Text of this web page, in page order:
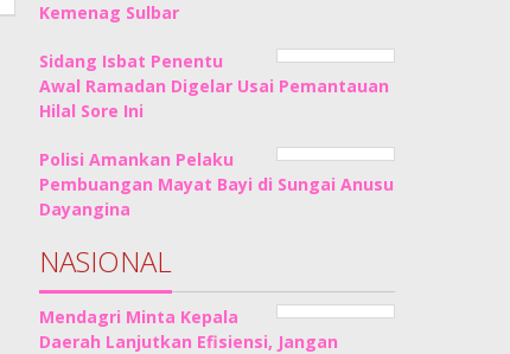
Kemenag Sulbar
Sidang Isbat Penentu
Awal Ramadan Digelar Usai Pemantauan
Hilal Sore Ini
Polisi Amankan Pelaku
Pembuangan Mayat Bayi di Sungai Anusu
Dayangina
NASIONAL
Mendagri Minta Kepala
Daerah Lanjutkan Efisiensi, Jangan